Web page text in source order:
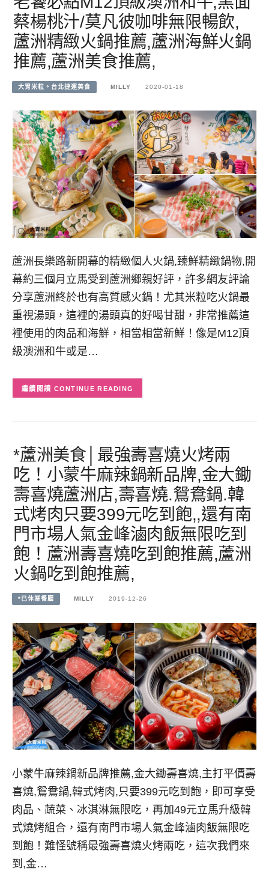
蔡楊桃汁/莫凡彼咖啡無限暢飲,
蘆洲精緻火鍋推薦,蘆洲海鮮火鍋
推薦,蘆洲美食推薦,
大胃米粒。台北捷運美食 MILLY 2020-01-18
蘆洲長樂路新開幕的精緻個人火鍋,臻鮮精緻鍋物,開
幕約三個月立馬受到蘆洲鄉親好評，許多網友評論
分享蘆洲終於也有高質感火鍋！尤其米粒吃火鍋最
重視湯頭，這裡的湯頭真的好喝甘甜，非常推薦這
裡使用的肉品和海鮮，相當相當新鮮！像是M12頂
級澳洲和牛或是…
CONTINUE READING
*蘆洲美食│最強壽喜燒火烤兩
吃！小蒙牛麻辣鍋新品牌,金大鋤
壽喜燒蘆洲店,壽喜燒.鴛鴦鍋.韓
式烤肉只要399元吃到飽,,還有南
門市場人氣金峰滷肉飯無限吃到
飽！蘆洲壽喜燒吃到飽推薦,蘆洲
火鍋吃到飽推薦,
*已休業餐廳 MILLY 2019-12-26
小蒙牛麻辣鍋新品牌推薦,金大鋤壽喜燒,主打平價壽
喜燒,鴛鴦鍋,韓式烤肉,只要399元吃到飽，即可享受
肉品、蔬菜、冰淇淋無限吃，再加49元立馬升級韓
式燒烤組合，還有南門市場人氣金峰滷肉飯無限吃
到飽！難怪號稱最強壽喜燒火烤兩吃，這次我們來
到,金…